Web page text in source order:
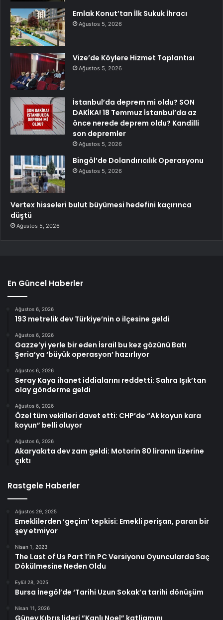
Emlak Konut’tan İlk Sukuk İhracı
Ağustos 5, 2026
Vize’de Köylere Hizmet Toplantısı
Ağustos 5, 2026
İstanbul’da deprem mi oldu? SON
DAKİKA! 18 Temmuz İstanbul’da az
önce nerede deprem oldu? Kandilli
son depremler
Ağustos 5, 2026
Bingöl’de Dolandırıcılık Operasyonu
Ağustos 5, 2026
Vertex hisseleri bulut büyümesi hedefini kaçırınca
düştü
Ağustos 5, 2026
En Güncel Haberler
Ağustos 6, 2026
193 metrelik dev Türkiye’nin o ilçesine geldi
Ağustos 6, 2026
Gazze’yi yerle bir eden İsrail bu kez gözünü Batı
Şeria’ya ‘büyük operasyon’ hazırlıyor
Ağustos 6, 2026
Seray Kaya ihanet iddialarını reddetti: Sahra Işık’tan
olay gönderme geldi
Ağustos 6, 2026
Özel tüm vekilleri davet etti: CHP’de “Ak koyun kara
koyun” belli oluyor
Ağustos 6, 2026
Akaryakıta dev zam geldi: Motorin 80 liranın üzerine
çıktı
Rastgele Haberler
Ağustos 29, 2025
Emeklilerden ‘geçim’ tepkisi: Emekli perişan, paran bir
şey etmiyor
Nisan 1, 2023
The Last of Us Part 1’in PC Versiyonu Oyuncularda Saç
Dökülmesine Neden Oldu
Eylül 28, 2025
Bursa İnegöl’de ‘Tarihi Uzun Sokak’a tarihi dönüşüm
Nisan 11, 2026